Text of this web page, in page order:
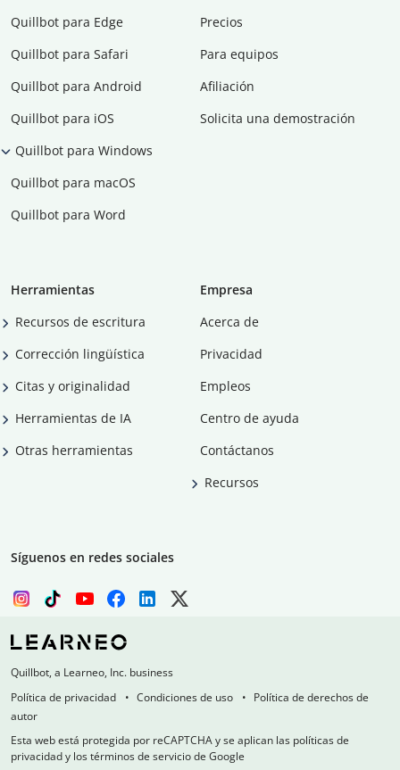
Quillbot para Edge
Quillbot para Safari
Quillbot para Android
Quillbot para iOS
Quillbot para Windows
Quillbot para macOS
Quillbot para Word
Precios
Para equipos
Afiliación
Solicita una demostración
Herramientas
Recursos de escritura
Corrección lingüística
Citas y originalidad
Herramientas de IA
Otras herramientas
Empresa
Acerca de
Privacidad
Empleos
Centro de ayuda
Contáctanos
Recursos
Síguenos en redes sociales
Quillbot, a Learneo, Inc. business
Política de privacidad
Condiciones de uso
Política de derechos de
autor
Esta web está protegida por reCAPTCHA y se aplican las políticas de
privacidad y los términos de servicio de Google